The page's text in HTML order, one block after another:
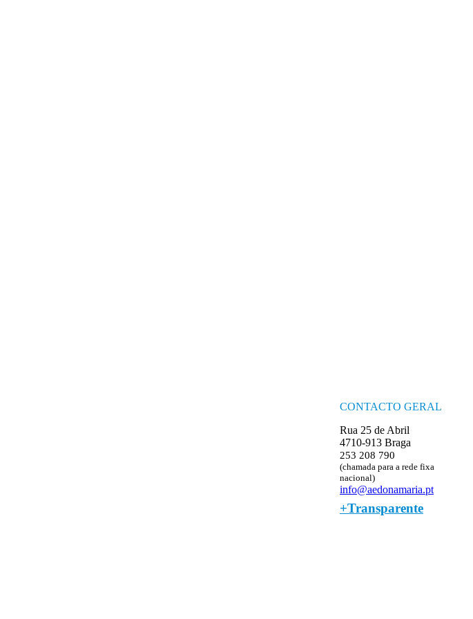
CONTACTO GERAL
Rua 25 de Abril
4710-913 Braga
253 208 790
(chamada para a rede fixa
nacional)
info@aedonamaria.pt
+Transparente